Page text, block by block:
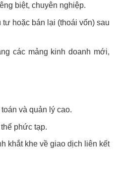
biệt, chuyên nghiệp.
tư hoặc bán lại (thoái vốn) sau
các mảng kinh doanh mới,
và quản lý cao.
phức tạp.
khắt khe về giao dịch liên kết